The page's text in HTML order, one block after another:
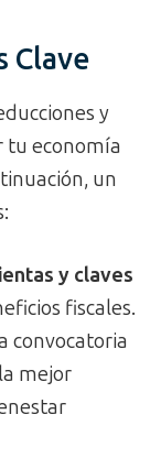
Clave
y
tu economía
un
y claves
fiscales.
convocatoria
mejor